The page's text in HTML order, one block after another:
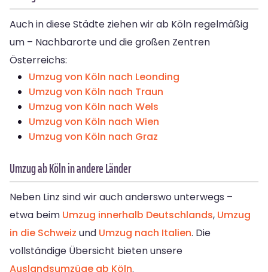
Auch in diese Städte ziehen wir ab Köln regelmäßig
um – Nachbarorte und die großen Zentren
Österreichs:
Umzug von Köln nach Leonding
Umzug von Köln nach Traun
Umzug von Köln nach Wels
Umzug von Köln nach Wien
Umzug von Köln nach Graz
Umzug ab Köln in andere Länder
Neben Linz sind wir auch anderswo unterwegs –
etwa beim Umzug innerhalb Deutschlands, Umzug
in die Schweiz und Umzug nach Italien. Die
vollständige Übersicht bieten unsere
Auslandsumzüge ab Köln.